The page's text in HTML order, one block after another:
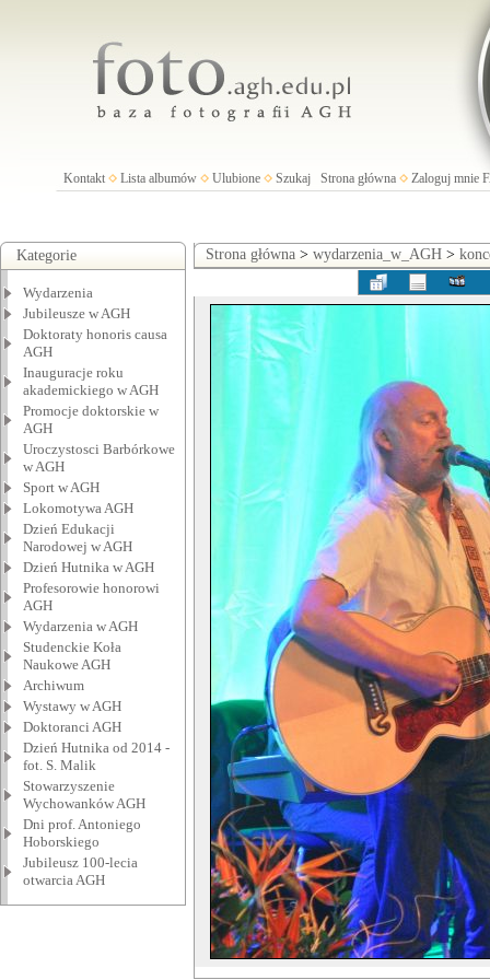
Kontakt Lista albumów Ulubione Szukaj Strona główna Zaloguj mnie
Kategorie
Wydarzenia
Jubileusze w AGH
Doktoraty honoris causa
AGH
Inauguracje roku
akademickiego w AGH
Promocje doktorskie w
AGH
Uroczystosci Barbórkowe
w AGH
Sport w AGH
Lokomotywa AGH
Dzień Edukacji
Narodowej w AGH
Dzień Hutnika w AGH
Profesorowie honorowi
AGH
Wydarzenia w AGH
Studenckie Koła
Naukowe AGH
Archiwum
Wystawy w AGH
Doktoranci AGH
Dzień Hutnika od 2014 -
fot. S. Malik
Stowarzyszenie
Wychowanków AGH
Dni prof. Antoniego
Hoborskiego
Jubileusz 100-lecia
otwarcia AGH
Strona główna > wydarzenia_w_AGH >